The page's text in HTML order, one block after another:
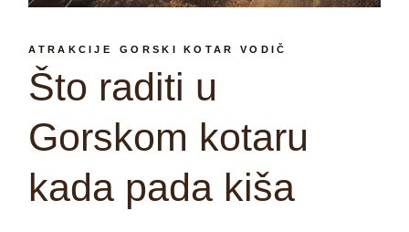
ATRAKCIJE GORSKI KOTAR VODIČ
Što raditi u
Gorskom kotaru
kada pada kiša